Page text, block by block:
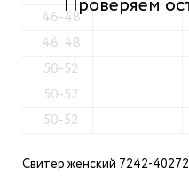
46-48
46-48
50-52
50-52
50-52
Свитер женский 7242-40272